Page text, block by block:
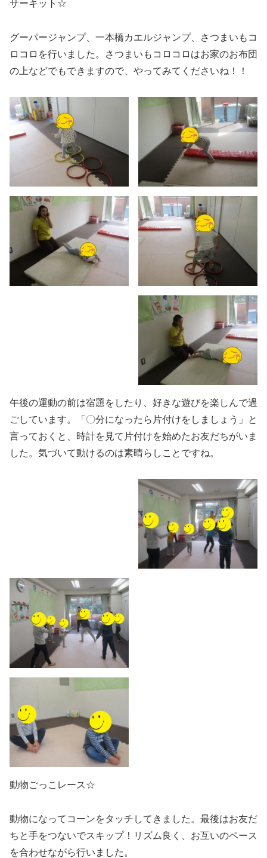
サーキット☆
グーパージャンプ、一本橋カエルジャンプ、さつまいもコ
ロコロを行いました。さつまいもコロコロはお家のお布団
の上などでもできますので、やってみてくださいね！！
午後の運動の前は宿題をしたり、好きな遊びを楽しんで過
ごしています。「〇分になったら片付けをしましょう」と
言っておくと、時計を見て片付けを始めたお友だちがいま
した。気づいて動けるのは素晴らしことですね。
動物ごっこレース☆
動物になってコーンをタッチしてきました。最後はお友だ
ちと手をつないでスキップ！リズム良く、お互いのペース
を合わせながら行いました。